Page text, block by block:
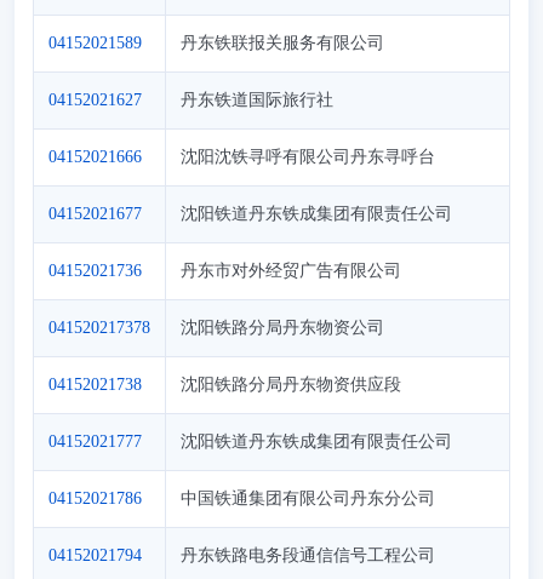
04152021589 丹东铁联报关服务有限公司
04152021627 丹东铁道国际旅行社
04152021666 沈阳沈铁寻呼有限公司丹东寻呼台
04152021677 沈阳铁道丹东铁成集团有限责任公司
04152021736 丹东市对外经贸广告有限公司
041520217378 沈阳铁路分局丹东物资公司
04152021738 沈阳铁路分局丹东物资供应段
04152021777 沈阳铁道丹东铁成集团有限责任公司
04152021786 中国铁通集团有限公司丹东分公司
04152021794 丹东铁路电务段通信信号工程公司